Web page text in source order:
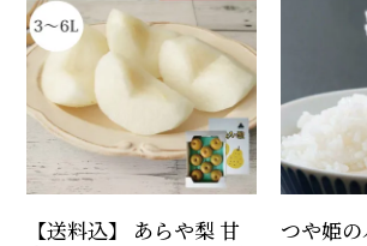
【送料込】 あらや梨 甘
つや姫